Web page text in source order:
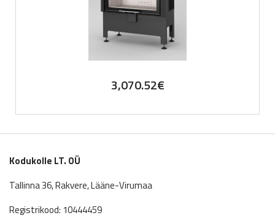
3,070.52€
Kodukolle LT. OÜ
Tallinna 36, Rakvere, Lääne-Virumaa
Registrikood: 10444459